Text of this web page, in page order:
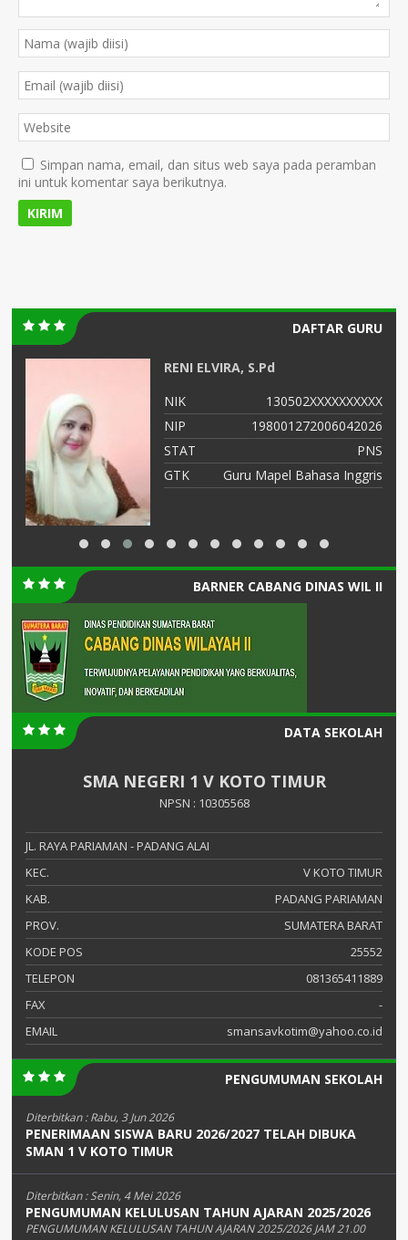
Simpan nama, email, dan situs web saya pada peramban
ini untuk komentar saya berikutnya.
DAFTAR GURU
RENI ELVIRA, S.Pd
130502XXXXXXXXXX
198001272006042026
GTK
Guru Mapel Bahasa Inggris
BARNER CABANG DINAS WIL II
DATA SEKOLAH
SMA NEGERI 1 V KOTO TIMUR
NPSN : 10305568
JL. RAYA PARIAMAN - PADANG ALAI
KEC.
V KOTO TIMUR
KAB.
PADANG PARIAMAN
PROV.
SUMATERA BARAT
KODE POS
25552
TELEPON
081365411889
FAX
-
EMAIL
smansavkotim@yahoo.co.id
PENGUMUMAN SEKOLAH
Diterbitkan :Rabu, 3 Jun 2026
PENERIMAAN SISWA BARU 2026/2027 TELAH DIBUKA
SMAN 1 V KOTO TIMUR
Diterbitkan :Senin, 4 Mei 2026
PENGUMUMAN KELULUSAN TAHUN AJARAN 2025/2026
PENGUMUMAN KELULUSAN TAHUN AJARAN 2025/2026 JAM 21.00